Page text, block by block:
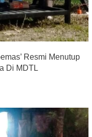
Resmi Menutup
Di MDTL